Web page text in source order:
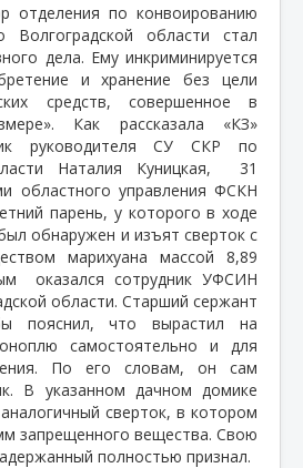
отделения по конвоированию
области стал
дела. Ему инкриминируется
и хранение без цели
средств, совершенное в
Как рассказала «КЗ»
руководителя СУ СКР по
Наталия Куницкая, 31
областного управления ФСКН
парень, у которого в ходе
обнаружен и изъят сверток с
марихуана массой 8,89
оказался сотрудник УФСИН
области. Старший сержант
пояснил, что вырастил на
самостоятельно и для
По его словам, он сам
В указанном дачном домике
сверток, в котором
запрещенного вещества. Свою
полностью признал.